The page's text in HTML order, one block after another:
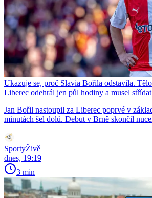
Ukazuje se, proč Slavia Bořila odstavila.
Liberec odehrál jen půl hodiny a musel střídat
Jan Bořil nastoupil za Liberec poprvé v
minutách šel dolů. Debut v Brně skončil
SportyŽivě
dnes, 19:19
3 min